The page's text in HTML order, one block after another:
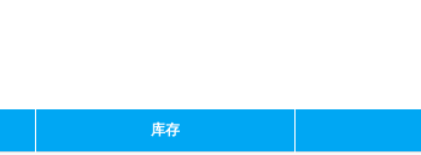
库存